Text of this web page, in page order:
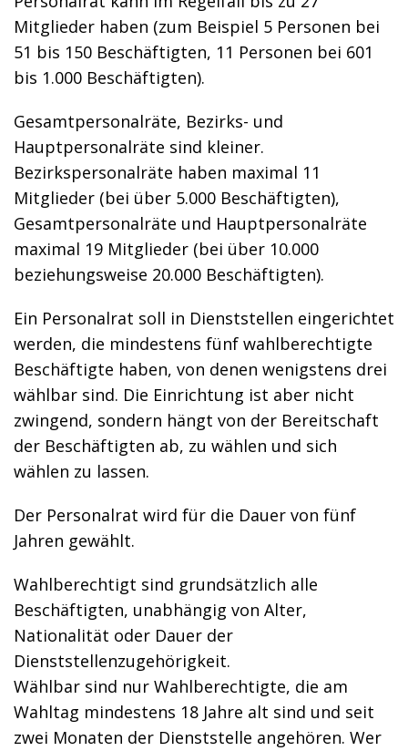
Mitglieder haben (zum Beispiel 5 Personen bei
51 bis 150 Beschäftigten, 11 Personen bei 601
bis 1.000 Beschäftigten).
Gesamtpersonalräte, Bezirks- und
Hauptpersonalräte sind kleiner.
Bezirkspersonalräte haben maximal 11
Mitglieder (bei über 5.000 Beschäftigten),
Gesamtpersonalräte und Hauptpersonalräte
maximal 19 Mitglieder (bei über 10.000
beziehungsweise 20.000 Beschäftigten).
Ein Personalrat soll in Dienststellen eingerichtet
werden, die mindestens fünf wahlberechtigte
Beschäftigte haben, von denen wenigstens drei
wählbar sind. Die Einrichtung ist aber nicht
zwingend, sondern hängt von der Bereitschaft
der Beschäftigten ab, zu wählen und sich
wählen zu lassen.
Der Personalrat wird für die Dauer von fünf
Jahren gewählt.
Wahlberechtigt sind grundsätzlich alle
Beschäftigten, unabhängig von Alter,
Nationalität oder Dauer der
Dienststellenzugehörigkeit.
Wählbar sind nur Wahlberechtigte, die am
Wahltag mindestens 18 Jahre alt sind und seit
zwei Monaten der Dienststelle angehören. Wer